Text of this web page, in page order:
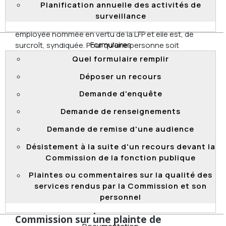
Planification annuelle des activités de
surveillance
Formulaires
Quel formulaire remplir
Déposer un recours
Demande d'enquête
Demande de renseignements
Demande de remise d'une audience
Désistement à la suite d'un recours devant la
Commission de la fonction publique
Plaintes ou commentaires sur la qualité des
services rendus par la Commission et son
personnel
nécessaires pour que la Commission se saisisse de
employée nommée en vertu de la LFP et elle est, de
surcroît, syndiquée. Pour qu’une personne soit
nommée conformément à la LFP, une disposition
plaignante est une société fédérale constituée en
vertu de l’article 3 de la
Loi sur le pilotage
La Commission souligne qu’elle est un tribunal
administratif qui n’a qu’une compétence d’attribution.
est accordée expressément par le législateur.
2024 QCCFP 20
Commission sur une plainte de